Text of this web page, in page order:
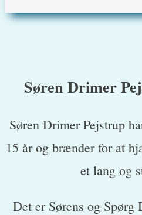
Tags:
Søren Drimer
Søren Drimer Pejstrup
15 år og brænder for at
et lang og
Det er Sørens og